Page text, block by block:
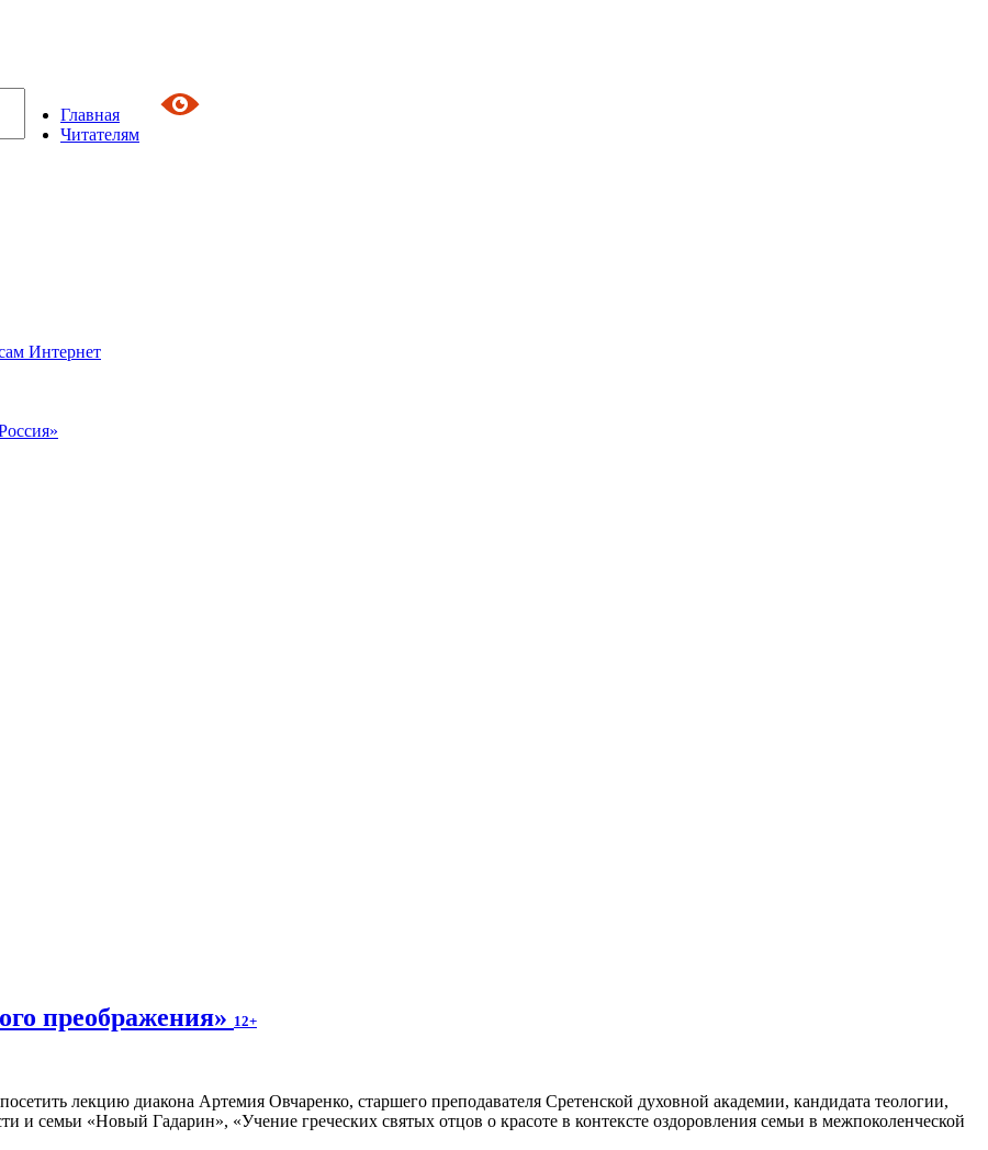
Главная
Читателям
Интернет
преображения» 12+
посетить лекцию диакона Артемия Овчаренко, старшего преподавателя Сретенской духовной академии, кандидата теологии,
и семьи «Новый Гадарин», «Учение греческих святых отцов о красоте в контексте оздоровления семьи в межпоколенческой